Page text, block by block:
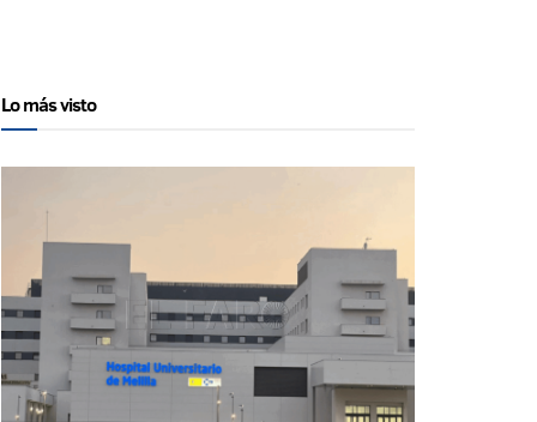
Lo más visto